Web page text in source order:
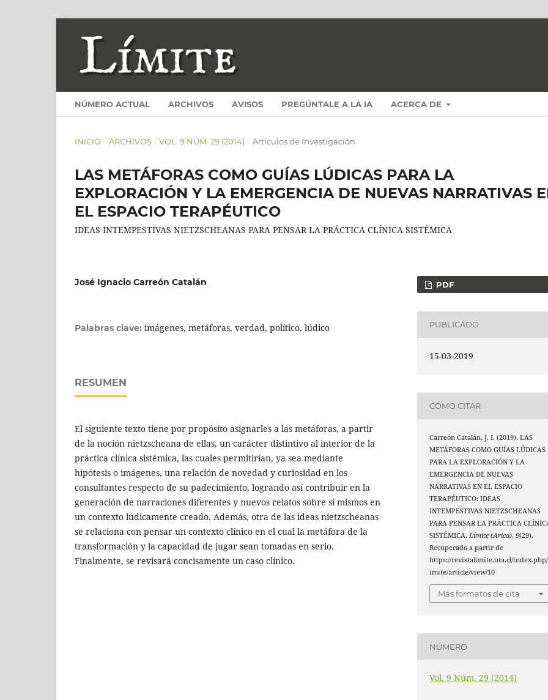
NÚMERO ACTUAL ARCHIVOS AVISOS PREGÚNTALE A LA IA ACERCA DE
INICIO / ARCHIVOS / VOL. 9 NÚM. 29 (2014) / Artículos de Investigación
LAS METÁFORAS COMO GUÍAS LÚDICAS PARA LA
EXPLORACIÓN Y LA EMERGENCIA DE NUEVAS NARRATIVAS
EL ESPACIO TERAPÉUTICO
IDEAS INTEMPESTIVAS NIETZSCHEANAS PARA PENSAR LA PRÁCTICA CLÍNICA SISTÉMICA
José Ignacio Carreón Catalán
Palabras clave: imágenes, metáforas, verdad, político, lúdico
RESUMEN
El siguiente texto tiene por propósito asignarles a las metáforas, a partir
de la noción nietzscheana de ellas, un carácter distintivo al interior de la
práctica clínica sistémica, las cuales permitirían, ya sea mediante
hipótesis o imágenes, una relación de novedad y curiosidad en los
consultantes respecto de su padecimiento, logrando así contribuir en la
generación de narraciones diferentes y nuevos relatos sobre sí mismos en
un contexto lúdicamente creado. Además, otra de las ideas nietzscheanas
se relaciona con pensar un contexto clínico en el cual la metáfora de la
transformación y la capacidad de jugar sean tomadas en serio.
Finalmente, se revisará concisamente un caso clínico.
PDF
PUBLICADO
15-03-2019
CÓMO CITAR
Carreón Catalán, J. I. (2019). LAS
METÁFORAS COMO GUÍAS LÚDICAS
PARA LA EXPLORACIÓN Y LA
EMERGENCIA DE NUEVAS
NARRATIVAS EN EL ESPACIO
TERAPÉUTICO: IDEAS
INTEMPESTIVAS NIETZSCHEANAS
PARA PENSAR LA PRÁCTICA
SISTÉMICA.Límite (Arica),9(29).
Recuperado a partir de
https://revistalimite.uta.cl/
imite/article/view/10
Más formatos de cita
NÚMERO
Vol. 9 Núm. 29 (2014)